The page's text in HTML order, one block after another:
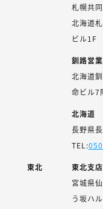
札幌共
北海道
ビル1F
釧路営
北海道
命ビル7
北海道
長野県
TEL:
東北
東北支店
宮城県
う坂ハ